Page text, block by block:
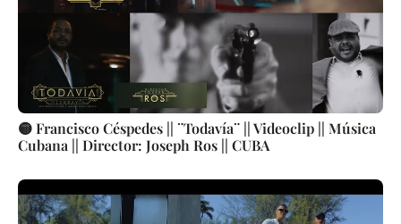
🟡 Francisco Céspedes || ¨Todavía¨ || Videoclip || Música
Cubana || Director: Joseph Ros || CUBA